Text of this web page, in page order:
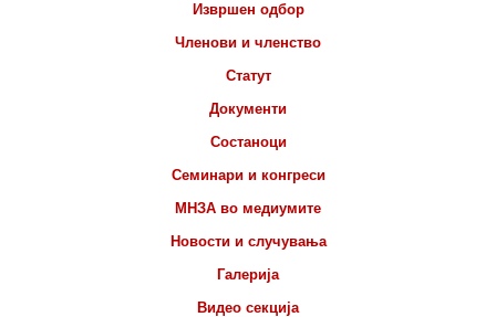
Извршен одбор
Членови и членство
Статут
Документи
Состаноци
Семинари и конгреси
МНЗА во медиумите
Новости и случувања
Галерија
Видео секција